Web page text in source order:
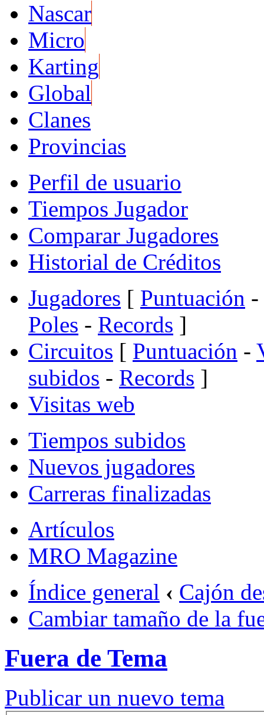
Nascar
Micro
Karting
Global
Clanes
Provincias
Perfil de usuario
Tiempos Jugador
Comparar Jugadores
Historial de Créditos
Jugadores [ Puntuación -
Poles - Records ]
Circuitos [ Puntuación -
subidos - Records ]
Visitas web
Tiempos subidos
Nuevos jugadores
Carreras finalizadas
Artículos
MRO Magazine
Índice general ‹ Cajón
Cambiar tamaño de la
Fuera de Tema
Publicar un nuevo tema